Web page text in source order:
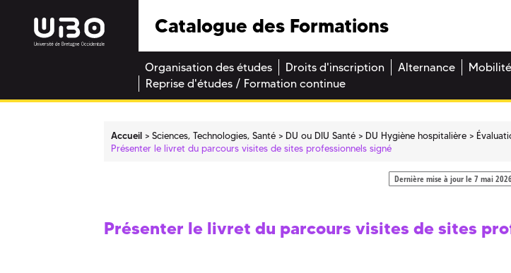
Catalogue des Formations
Organisation des études Droits d'inscription Alternance
Reprise d'études / Formation continue
Accueil Sciences, Technologies, Santé DU ou DIU Santé DU Hygiène hospitalière
Présenter le livret du parcours visites de sites professionnels signé
Dernière mise à jour le 7 mai 2026
Présenter le livret du parcours visites de sites